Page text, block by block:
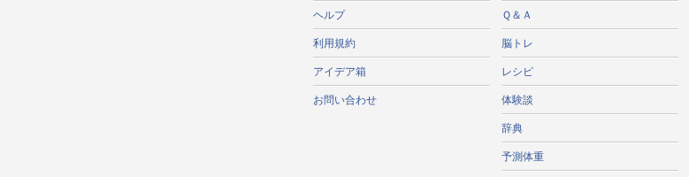
ヘルプ
利用規約
アイデア箱
お問い合わせ
Ｑ＆Ａ
脳トレ
レシピ
体験談
辞典
予測体重